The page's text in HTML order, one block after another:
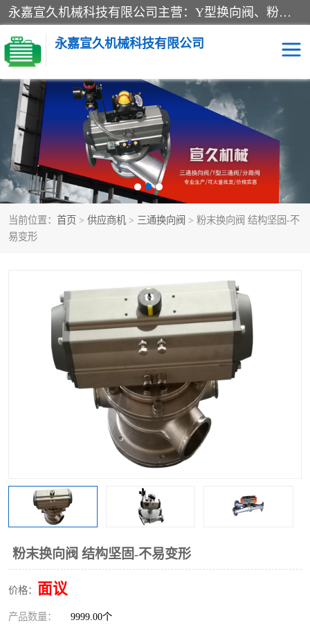
永嘉宣久机械科技有限公司主营：Y型换向阀、粉体换向阀、板式换向阀、三通换向阀、三通换向器、三通分路阀、管路换向阀等产品及服务。
永嘉宣久机械科技有限公司
当前位置： 首页 > 供应商机 > 三通换向阀 > 粉末换向阀 结构坚固-不
易变形
粉末换向阀 结构坚固-不易变形
价格： 面议
产品数量： 9999.00个
换向阀 Y型换向阀
板式换向阀 粉料换向阀
粉体换向阀 管道换向阀
管路换向阀 三通换向阀
Y型三通阀 粉体三通阀
气动三通阀 不锈钢三通阀
Y型转向阀 翻板转向阀
粉体转向阀 Y型球阀
气动球阀
Y型分路阀
粉体分路阀
管道换向器